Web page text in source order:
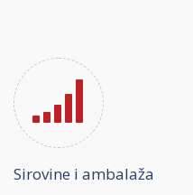
Sirovine i ambalaža